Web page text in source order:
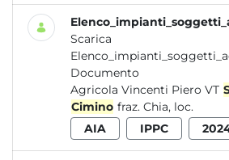
Scarica
Documento
Agricola Vincenti Piero VT
Cimino fraz. Chia, loc.
AIA
IPPC